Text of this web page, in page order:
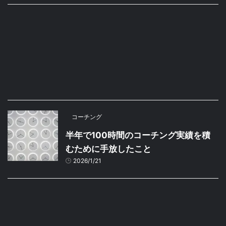
コーチング
半年で100時間のコーチング実績を積
むために手放したこと
2026/1/21